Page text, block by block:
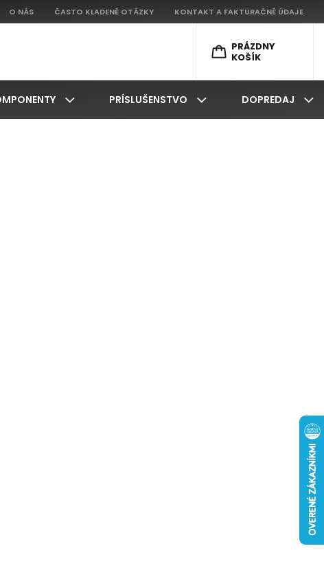
O NÁS ČASTO KLADENÉ OTÁZKY KONTAKT A FAKTURAČNÉ ÚDAJE
PRÁZDNY
KOŠÍK
PRÍSLUŠENSTVO DOPREDAJ